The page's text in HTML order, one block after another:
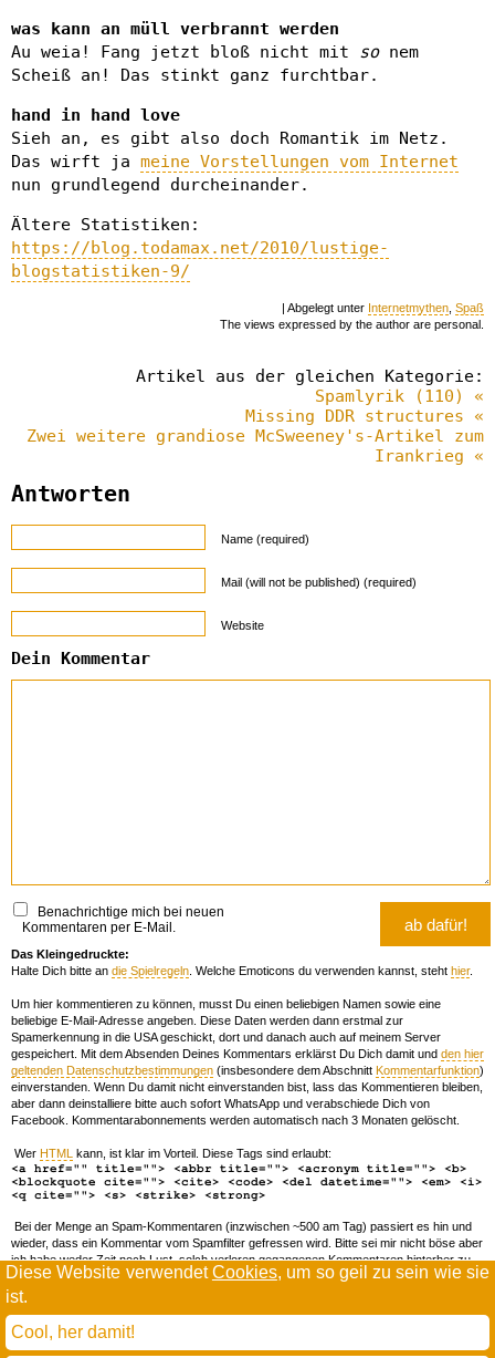
Diese Website verwendetCookies, um so geil zu sein wie sie
ist.
Cool, her damit!
was kann an müll verbrannt werden
Au weia! Fang jetzt bloß nicht mit sonem
Scheiß an! Das stinkt ganz furchtbar.
hand in hand love
Sieh an, es gibt also doch Romantik im Netz.
Das wirft ja meine Vorstellungen vom Internet
nun grundlegend durcheinander.
Ältere Statistiken:
https://blog.todamax.net/2010/lustige-
blogstatistiken-9/
| Abgelegt unter Internetmythen Spaß
The views expressed by the author are personal.
Artikel aus der gleichen Kategorie:
Spamlyrik (110) «
Missing DDR structures «
Zwei weitere grandiose McSweeney's-Artikel zum
Irankrieg «
Antworten
Name (required)
Mail (will not be published) (required)
Website
Dein Kommentar
Benachrichtige mich bei neuen
Kommentaren per E-Mail.
Das Kleingedruckte:
Halte Dich bitte an die Spielregeln . Welche Emoticons du verwenden kannst, steht hier.
Um hier kommentieren zu können, musst Du einen beliebigen Namen sowie eine
beliebige E-Mail-Adresse angeben. Diese Daten werden dann erstmal zur
Spamerkennung in die USA geschickt, dort und danach auch auf meinem Server
gespeichert. Mit dem Absenden Deines Kommentars erklärst Du Dich damit und den hier
geltenden Datenschutzbestimmungen (insbesondere dem Abschnitt Kommentarfunktion)
einverstanden. Wenn Du damit nicht einverstanden bist, lass das Kommentieren bleiben,
aber dann deinstalliere bitte auch sofort WhatsApp und verabschiede Dich von
Facebook. Kommentarabonnements werden automatisch nach 3 Monaten gelöscht.
Wer HTML kann, ist klar im Vorteil. Diese Tags sind erlaubt:
<a href="" title=""> <abbr title=""> <acronym title=""> <b>
<blockquote cite=""> <cite> <code> <del datetime=""> <em> <i>
<q cite=""> <s> <strike> <strong>
Bei der Menge an Spam-Kommentaren (inzwischen ~500 am Tag) passiert es hin und
wieder, dass ein Kommentar vom Spamfilter gefressen wird. Bitte sei mir nicht böse aber
ich habe weder Zeit noch Lust, solch verloren gegangenen Kommentaren hinterher zu
forschen. Wenn das öfters passiert, schreib' mir 'ne Mail damit ich dich whitelisten kann.
todamax rennt aufwordpress
(mit minimalen anpassungen in oberlängen und kerning)